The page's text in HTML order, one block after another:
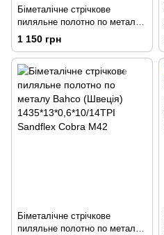
Біметалічне стрічкове
пиляльне полотно по металу
Bahco (Швеція)
1435*13*0,6*5/8TPI Sandflex
Cobra М42
1 150 грн
Біметалічне стрічкове
пиляльне полотно по металу